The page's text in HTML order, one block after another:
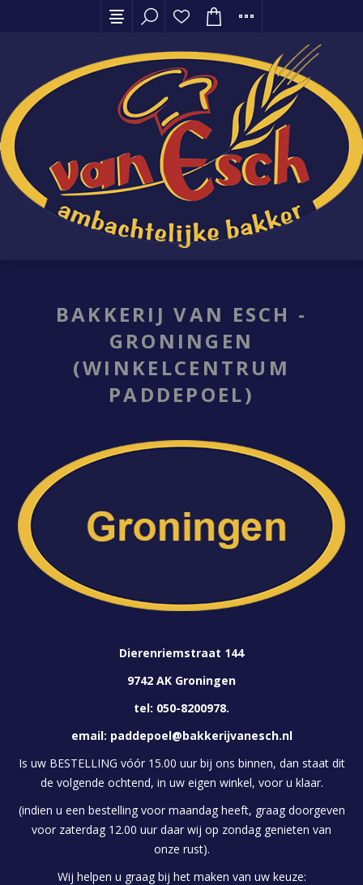
BAKKERIJ VAN ESCH -
GRONINGEN
(WINKELCENTRUM
PADDEPOEL)
Dierenriemstraat 144
9742 AK Groningen
tel: 050-8200978.
email: paddepoel@bakkerijvanesch.nl
Is uw BESTELLING vóór 15.00 uur bij ons binnen, dan staat dit
de volgende ochtend, in uw eigen winkel, voor u klaar.
(indien u een bestelling voor maandag heeft, graag doorgeven
voor zaterdag 12.00 uur daar wij op zondag genieten van
onze rust).
Wij helpen u graag bij het maken van uw keuze: